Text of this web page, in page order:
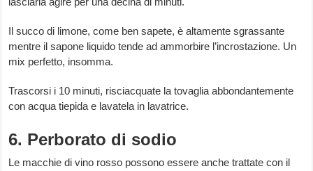
Il succo di limone, come ben sapete, è altamente sgrassante
mentre il sapone liquido tende ad ammorbire l’incrostazione. Un
mix perfetto, insomma.
Trascorsi i 10 minuti, risciacquate la tovaglia abbondantemente
con acqua tiepida e lavatela in lavatrice.
6. Perborato di sodio
Le macchie di vino rosso possono essere anche trattate con il